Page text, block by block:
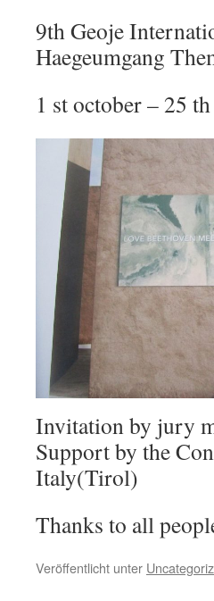
9th Geoje
Haegeumgang
1 st october – 25
Invitation by jury
Support by the
Italy(Tirol)
Thanks to all
Veröffentlicht unter